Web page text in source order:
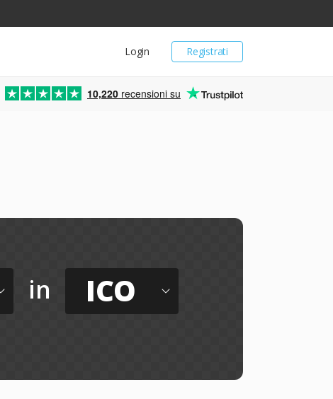
Registrati
Login
10,220 recensioni su
in ICO